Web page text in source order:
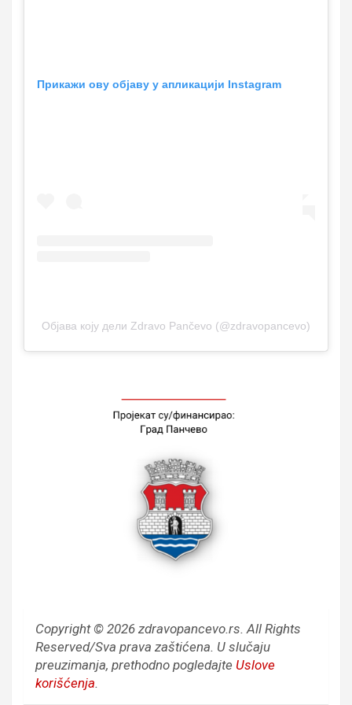
Прикажи ову објаву у апликацији Instagram
Објава коју дели Zdravo Pančevo (@zdravopancevo)
Copyright © 2026 zdravopancevo.rs. All Rights
Reserved/Sva prava zaštićena. U slučaju
preuzimanja, prethodno pogledajte Uslove
korišćenja.